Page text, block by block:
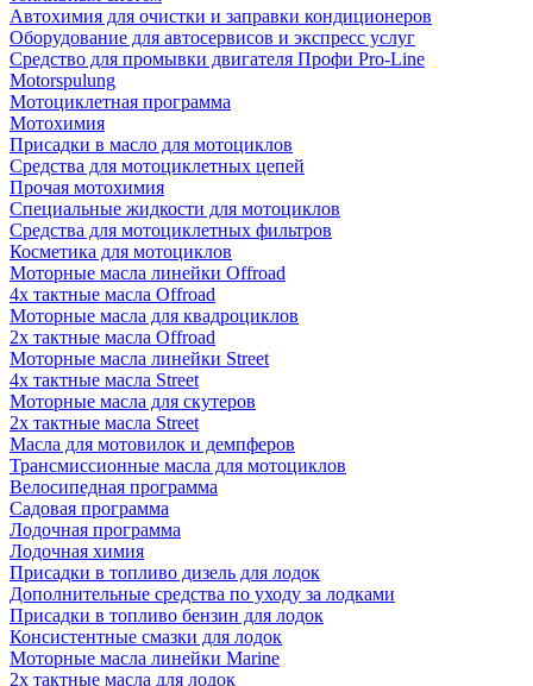
Автохимия для очистки и заправки кондиционеров
Оборудование для автосервисов и экспресс услуг
Средство для промывки двигателя Профи Pro-Line
Motorspulung
Мотоциклетная программа
Мотохимия
Присадки в масло для мотоциклов
Средства для мотоциклетных цепей
Прочая мотохимия
Специальные жидкости для мотоциклов
Средства для мотоциклетных фильтров
Косметика для мотоциклов
Моторные масла линейки Offroad
4х тактные масла Offroad
Моторные масла для квадроциклов
2х тактные масла Offroad
Моторные масла линейки Street
4х тактные масла Street
Моторные масла для скутеров
2х тактные масла Street
Масла для мотовилок и демпферов
Трансмиссионные масла для мотоциклов
Велосипедная программа
Садовая программа
Лодочная программа
Лодочная химия
Присадки в топливо дизель для лодок
Дополнительные средства по уходу за лодками
Присадки в топливо бензин для лодок
Консистентные смазки для лодок
Моторные масла линейки Marine
2х тактные масла для лодок